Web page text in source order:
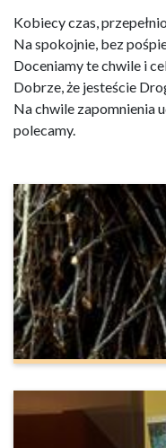
Kobiecy czas,
Na spokojnie, bez
Doceniamy te chwile i
Dobrze, że jesteście
Na chwile zapomnienia
polecamy.